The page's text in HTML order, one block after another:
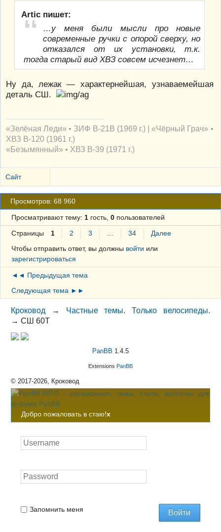
Artic пишет:
…у меня были мысли про новые
современные ручки с опорой сверху, но
отказался от их установки, т.к.
тогда старый вид ХВЗ совсем исчезнет…
Ну да, лежак — характернейшая, узнаваемейшая
деталь СШ.
«Зелёная Леди» • ЗИФ В-21В (1969 г.) | «Чёрный Грач» •
ХВЗ В-120 (1961 г.)
«Безымянный» • ХВЗ В-39 (1971 г.)
Сайт
Просмотров: 68 960
Просматривают тему: 1гость, 0пользователей
Страницы 1 2 3 … 34
Далее
Чтобы отправить ответ, вы должны войти или
зарегистрироваться
◄◄ Предыдущая тема
Следующая тема ►►
Кроковод → Частные темы. Только велосипеды.
→СШ 60Т
PanBB 1.4.5
Extensions PanBB
© 2017-2026, Кроковод
Добро пожаловать в стаю!x
Запомнить меня